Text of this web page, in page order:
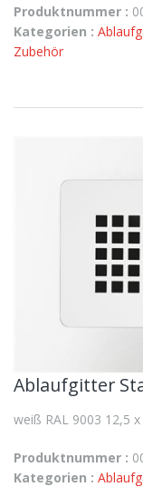
Produktnummer :
Kategorien :
Zubehör
Ablaufgitter
weiß RAL 9003 12,5
Produktnummer :
Kategorien :